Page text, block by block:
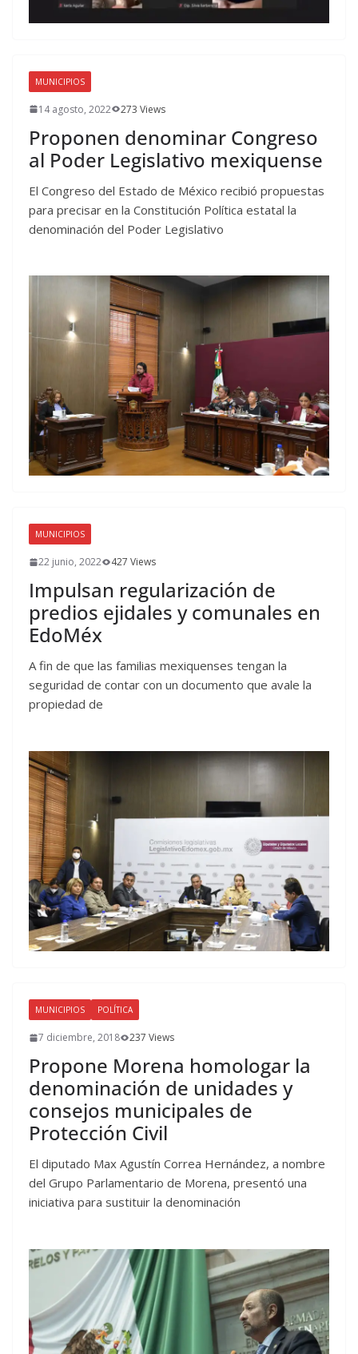
MUNICIPIOS
14 agosto, 2022 273 Views
Proponen denominar Congreso
al Poder Legislativo mexiquense
El Congreso del Estado de México recibió propuestas
para precisar en la Constitución Política estatal la
denominación del Poder Legislativo
MUNICIPIOS
22 junio, 2022 427 Views
Impulsan regularización de
predios ejidales y comunales en
EdoMéx
A fin de que las familias mexiquenses tengan la
seguridad de contar con un documento que avale la
propiedad de
MUNICIPIOS POLÍTICA
7 diciembre, 2018 237 Views
Propone Morena homologar la
denominación de unidades y
consejos municipales de
Protección Civil
El diputado Max Agustín Correa Hernández, a nombre
del Grupo Parlamentario de Morena, presentó una
iniciativa para sustituir la denominación